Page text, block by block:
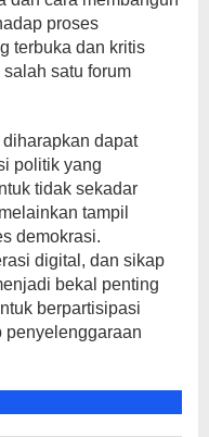
proses
terbuka dan kritis
satu forum
dapat
politik yang
tidak sekadar
tampil
demokrasi.
digital, dan sikap
bekal penting
berpartisipasi
penyelenggaraan